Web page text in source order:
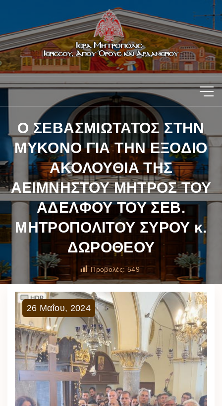
Ο ΣΕΒΑΣΜΙΩΤΑΤΟΣ ΣΤΗΝ
ΜΥΚΟΝΟ ΓΙΑ ΤΗΝ ΕΞΟΔΙΟ
ΑΚΟΛΟΥΘΙΑ ΤΗΣ
ΑΕΙΜΝΗΣΤΟΥ ΜΗΤΡΟΣ ΤΟΥ
ΑΔΕΛΦΟΥ ΤΟΥ ΣΕΒ.
ΜΗΤΡΟΠΟΛΙΤΟΥ ΣΥΡΟΥ κ.
ΔΩΡΟΘΕΟΥ
Προβολές: 549
26 Μαΐου, 2024